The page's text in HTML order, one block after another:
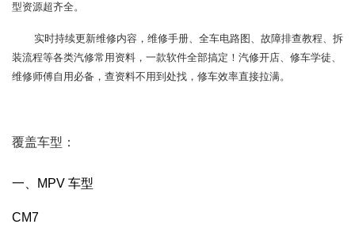
型资源超齐全。
实时持续更新维修内容，维修手册、全车电路图、故障排查教程、拆
装流程等各类汽修常用资料，一款软件全部搞定！汽修开店、修车学徒、
维修师傅自用必备，查资料不用到处找，修车效率直接拉满。
覆盖车型：
一、MPV 车型
CM7